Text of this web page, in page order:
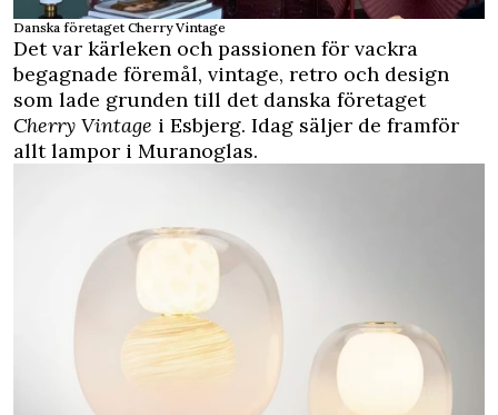
Danska företaget Cherry Vintage
Det var kärleken och passionen för vackra
begagnade föremål, vintage, retro och design
som lade grunden till det danska företaget
Cherry Vintage i Esbjerg. Idag säljer de framför
allt lampor i Muranoglas.